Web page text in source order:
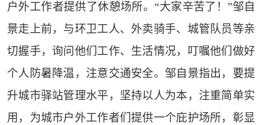
户外工作者提供了休憩场所。“大家辛苦了！”邹自
景走上前，与环卫工人、外卖骑手、城管队员等亲
切握手，询问他们工作、生活情况，叮嘱他们做好
个人防暑降温，注意交通安全。邹自景指出，要提
升城市驿站管理水平，坚持以人为本，注重简单实
用，为城市户外工作者们提供一个庇护场所，彰显